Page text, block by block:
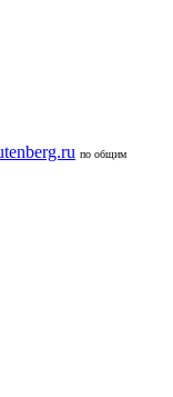
по общим